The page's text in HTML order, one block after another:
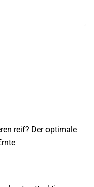
reif? Der optimale